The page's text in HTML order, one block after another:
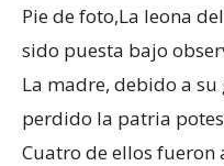
Pie de foto,La leona
sido puesta bajo
La madre, debido a
perdido la patria
Cuatro de ellos fueron